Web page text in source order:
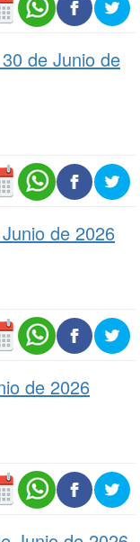
de Junio de
de 2026
de 2026